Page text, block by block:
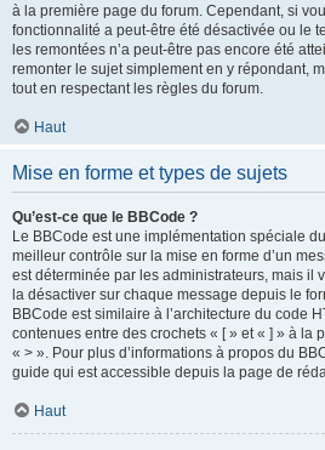
à la première page du forum. Cependant, si
fonctionnalité a peut-être été désactivée ou le
les remontées n’a peut-être pas encore été
remonter le sujet simplement en y répondant,
tout en respectant les règles du forum.
Haut
Mise en forme et types de sujets
Qu’est-ce que le BBCode ?
Le BBCode est une implémentation spéciale
meilleur contrôle sur la mise en forme d’un
est déterminée par les administrateurs, mais il
la désactiver sur chaque message depuis le
BBCode est similaire à l’architecture du code
contenues entre des crochets « [ » et « ] » à la
« > ». Pour plus d’informations à propos du
guide qui est accessible depuis la page de
Haut